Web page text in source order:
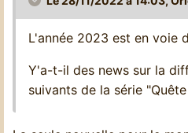
L'année 2023 est en voie
Y'a-t-il des news sur la
suivants de la série